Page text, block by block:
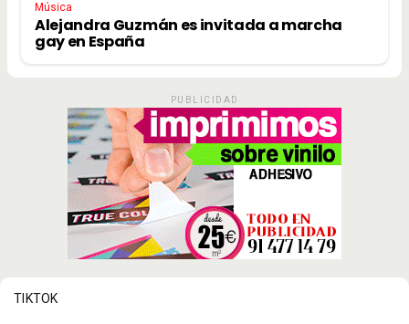
Música
Alejandra Guzmán es invitada a marcha
gay en España
PUBLICIDAD
TIKTOK